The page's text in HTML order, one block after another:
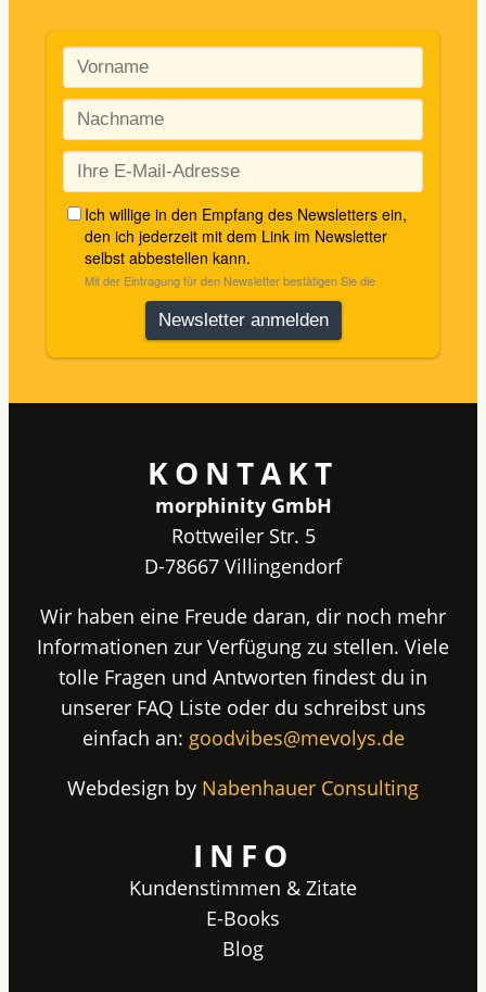
KONTAKT
morphinity GmbH
Rottweiler Str. 5
D-78667 Villingendorf
Wir haben eine Freude daran, dir noch mehr
Informationen zur Verfügung zu stellen. Viele
tolle Fragen und Antworten findest du in
unserer FAQ Liste oder du schreibst uns
einfach an: goodvibes@mevolys.de
Webdesign by Nabenhauer Consulting
INFO
Kundenstimmen & Zitate
E-Books
Blog